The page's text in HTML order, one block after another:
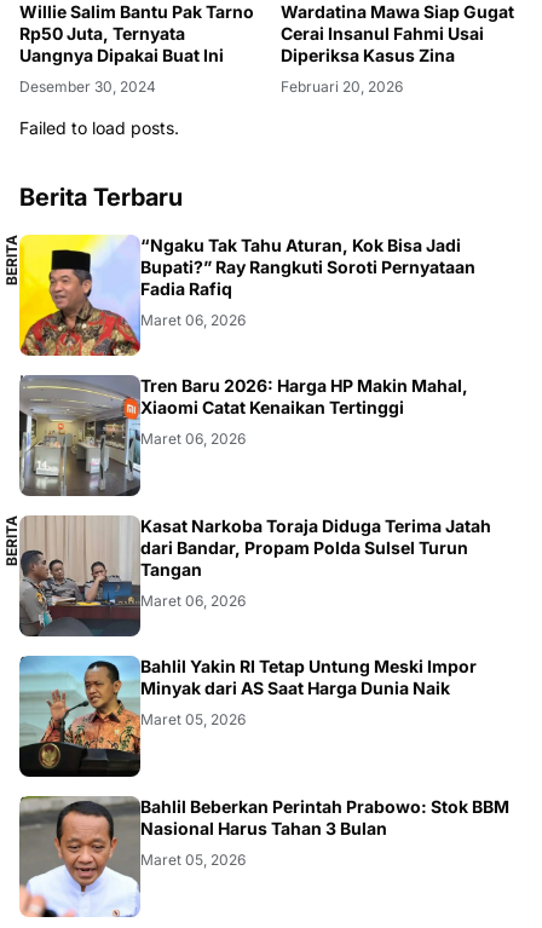
Willie Salim Bantu Pak Tarno
Rp50 Juta, Ternyata
Uangnya Dipakai Buat Ini
Desember 30, 2024
Wardatina Mawa Siap Gugat
Cerai Insanul Fahmi Usai
Diperiksa Kasus Zina
Februari 20, 2026
Failed to load posts.
Berita Terbaru
B
E
R
I
T
A
L
O
K
AL
“Ngaku Tak Tahu Aturan, Kok Bisa Jadi
Bupati?” Ray Rangkuti Soroti Pernyataan
Fadia Rafiq
Maret 06, 2026
SMARTPHONE
Tren Baru 2026: Harga HP Makin Mahal,
Xiaomi Catat Kenaikan Tertinggi
Maret 06, 2026
B
E
R
I
T
A
L
O
K
AL
Kasat Narkoba Toraja Diduga Terima Jatah
dari Bandar, Propam Polda Sulsel Turun
Tangan
Maret 06, 2026
BISNIS
Bahlil Yakin RI Tetap Untung Meski Impor
Minyak dari AS Saat Harga Dunia Naik
Maret 05, 2026
BISNIS
Bahlil Beberkan Perintah Prabowo: Stok BBM
Nasional Harus Tahan 3 Bulan
Maret 05, 2026